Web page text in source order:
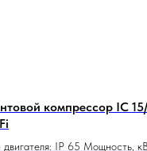
компрессор IC
двигателя: IP 65 Мощность,